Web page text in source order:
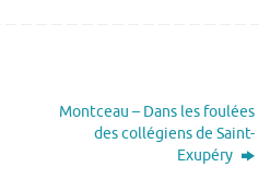
Montceau – Dans les foulées
des collégiens de Saint-
Exupéry